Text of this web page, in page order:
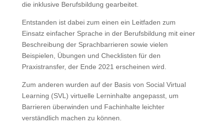
die inklusive Berufsbildung gearbeitet.
Entstanden ist dabei zum einen ein Leitfaden zum
Einsatz einfacher Sprache in der Berufsbildung mit einer
Beschreibung der Sprachbarrieren sowie vielen
Beispielen, Übungen und Checklisten für den
Praxistransfer, der Ende 2021 erscheinen wird.
Zum anderen wurden auf der Basis von Social Virtual
Learning (SVL) virtuelle Lerninhalte angepasst, um
Barrieren überwinden und Fachinhalte leichter
verständlich machen zu können.